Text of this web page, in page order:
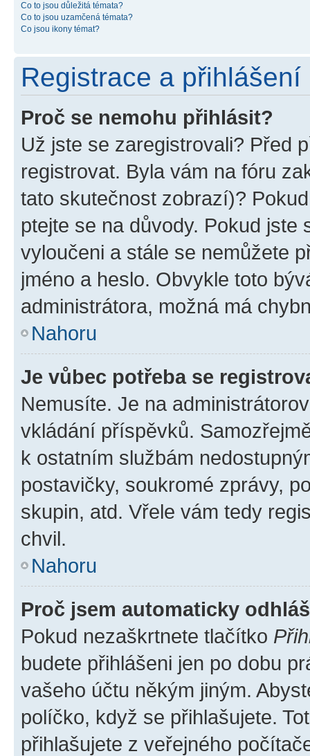
Co to jsou důležitá témata?
Co to jsou uzamčená témata?
Co jsou ikony témat?
Registrace a přihlášení
Proč se nemohu přihlásit?
Už jste se zaregistrovali? Před
registrovat. Byla vám na fóru
tato skutečnost zobrazí)?
ptejte se na důvody. Pokud jste
vyloučeni a stále se nemůžete
jméno a heslo. Obvykle toto
administrátora, možná má
Nahoru
Je vůbec potřeba se
Nemusíte. Je na
vkládání příspěvků.
k ostatním službám
postavičky, soukromé zprávy,
skupin, atd. Vřele vám tedy
chvil.
Nahoru
Proč jsem automaticky
Pokud nezaškrtnete tlačítko
budete přihlášeni jen po dobu
vašeho účtu někým jiným.
políčko, když se přihlašujete.
přihlašujete z veřejného